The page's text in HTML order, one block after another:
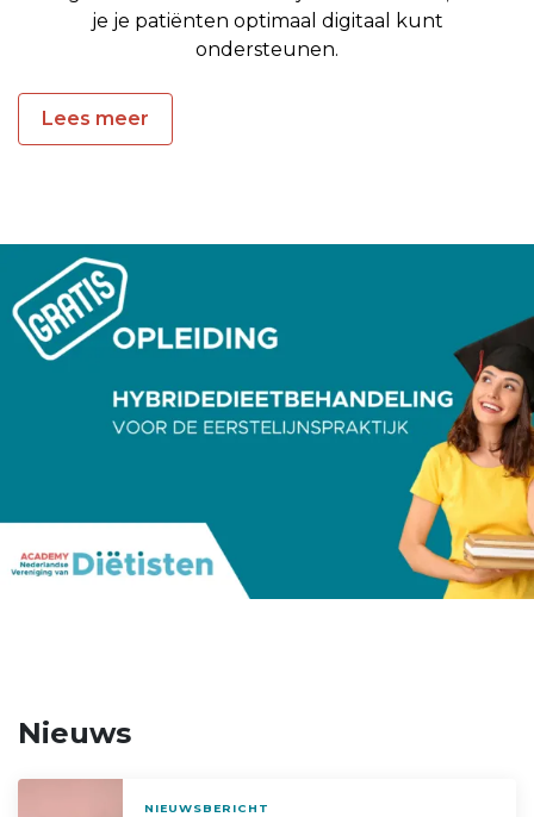
je je patiënten optimaal digitaal kunt
ondersteunen.
Lees meer
Nieuws
NIEUWSBERICHT